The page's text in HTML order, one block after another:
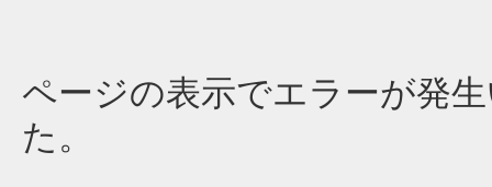
ページの表示でエラーが発
た。